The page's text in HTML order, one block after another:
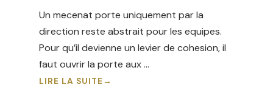
Un mecenat porte uniquement par la
direction reste abstrait pour les equipes.
Pour qu’il devienne un levier de cohesion, il
faut ouvrir la porte aux …
LIRE LA SUITE